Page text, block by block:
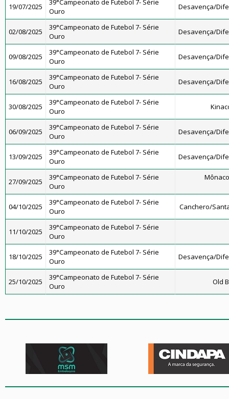
19/07/2025
39°Campeonato de Futebol 7- Série
Ouro
Desavença/
02/08/2025
39°Campeonato de Futebol 7- Série
Ouro
Desavença/
09/08/2025
39°Campeonato de Futebol 7- Série
Ouro
Desavença/
16/08/2025
39°Campeonato de Futebol 7- Série
Ouro
Desavença/
30/08/2025
39°Campeonato de Futebol 7- Série
Ouro
06/09/2025
39°Campeonato de Futebol 7- Série
Ouro
Desavença/
13/09/2025
39°Campeonato de Futebol 7- Série
Ouro
Desavença/
27/09/2025
39°Campeonato de Futebol 7- Série
Ouro
04/10/2025
39°Campeonato de Futebol 7- Série
Ouro
Canchero/
11/10/2025
39°Campeonato de Futebol 7- Série
Ouro
18/10/2025
39°Campeonato de Futebol 7- Série
Ouro
Desavença/
25/10/2025
39°Campeonato de Futebol 7- Série
Ouro
Old